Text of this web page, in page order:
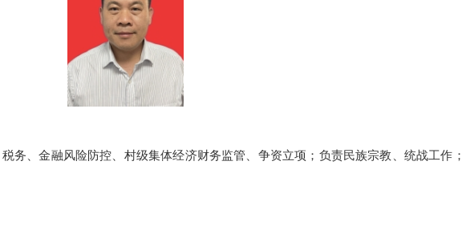
务、金融风险防控、村级集体经济财务监管、争资立项；负责民族宗教、统战工作